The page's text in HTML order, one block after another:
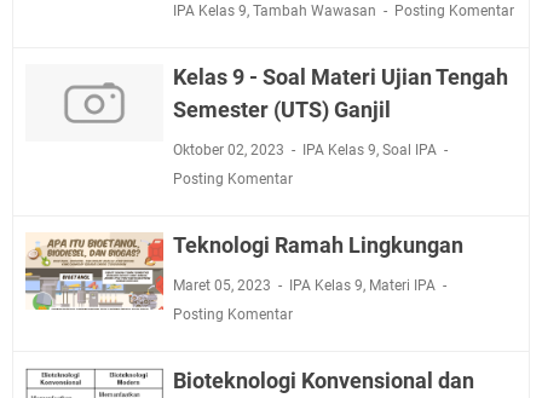
IPA Kelas 9, Tambah Wawasan Posting Komentar
Kelas 9 - Soal Materi Ujian Tengah
Semester (UTS) Ganjil
Oktober 02, 2023 IPA Kelas 9, Soal IPA
Posting Komentar
Teknologi Ramah Lingkungan
Maret 05, 2023 IPA Kelas 9, Materi IPA
Posting Komentar
Bioteknologi Konvensional dan